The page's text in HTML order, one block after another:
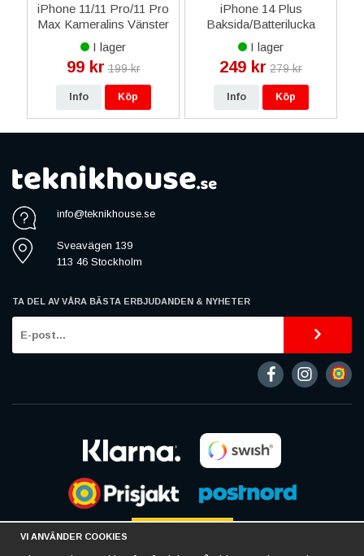
iPhone 11/11 Pro/11 Pro
Max Kameralins Vänster
I lager
99 kr 199 kr
Info Köp
iPhone 14 Plus
Baksida/Batterilucka
OEM - Röd
I lager
249 kr 279 kr
Info Köp
info@teknikhouse.se
Sveavägen 139
113 46 Stockholm
TA DEL AV VÅRA BÄSTA ERBJUDANDEN & NYHETER
VI ANVÄNDER COOKIES